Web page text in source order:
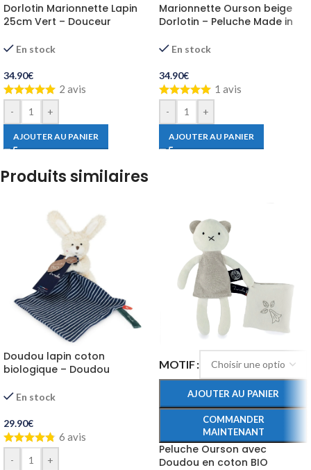
Dorlotin Marionnette Lapin
25cm Vert – Douceur
En stock
34.90€
2 avis
- +
AJOUTER AU PANIER
Marionnette Ourson beige
Dorlotin – Peluche Made in
En stock
34.90€
1 avis
- +
AJOUTER AU PANIER
Produits similaires
Doudou lapin coton
biologique – Doudou
En stock
29.90€
6 avis
- +
MOTIF
AJOUTER AU PANIER
COMMANDER
MAINTENANT
Peluche Ourson avec
Doudou en coton BIO